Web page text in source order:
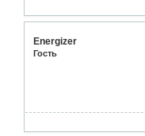
Energizer
Гость